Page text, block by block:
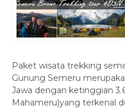
Paket wisata trekking
Gunung Semeru
Jawa dengan ketinggian
Mahameru)yang terkenal